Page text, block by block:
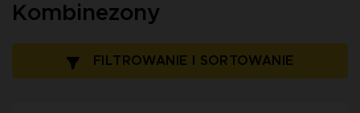
Kombinezony
FILTROWANIE I SORTOWANIE